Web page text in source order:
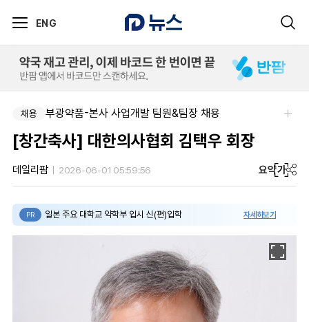
ENG
채용 부광약품-본사 사업개발 팀원&팀장 채용
[창간축사] 대한의사협회 김택우 회장
데일리팜 2026-06-01 05:59:56 요약가
PR 일본 주요 대학교 약학부 입시 신(편)입학 자세히보기